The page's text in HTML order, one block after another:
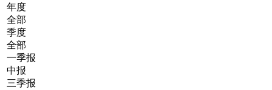
年度
全部
季度
全部
一季报
中报
三季报